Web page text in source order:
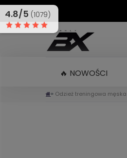
🔥 NOWOŚCI
» Odzież treningowa męska
4.8/5 (1079)